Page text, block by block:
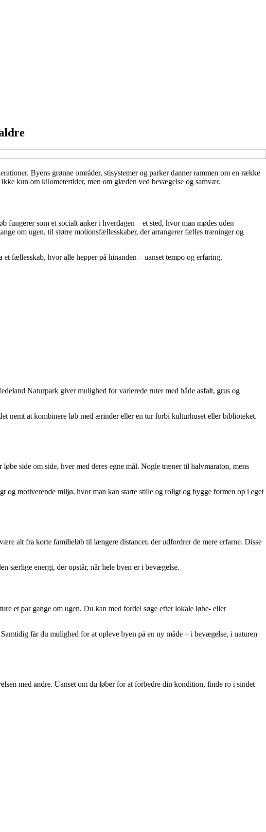
Byens grønne områder, stisystemer og parker danner rammen om en række
kun om kilometertider, men om glæden ved bevægelse og samvær.
fungerer som et socialt anker i hverdagen – et sted, hvor man mødes uden
om ugen, til større motionsfællesskaber, der arrangerer fælles træninger og
fællesskab, hvor alle hepper på hinanden – uanset tempo og erfaring.
Naturpark giver mulighed for varierede ruter med både asfalt, grus og
nemt at kombinere løb med ærinder eller en tur forbi kulturhuset eller biblioteket.
side om side, hver med deres egne mål. Nogle træner til halvmaraton, mens
motiverende miljø, hvor man kan starte stille og roligt og bygge formen op i eget
alt fra korte familieløb til længere distancer, der udfordrer de mere erfarne. Disse
særlige energi, der opstår, når hele byen er i bevægelse.
et par gange om ugen. Du kan med fordel søge efter lokale løbe- eller
får du mulighed for at opleve byen på en ny måde – i bevægelse, i naturen
med andre. Uanset om du løber for at forbedre din kondition, finde ro i sindet